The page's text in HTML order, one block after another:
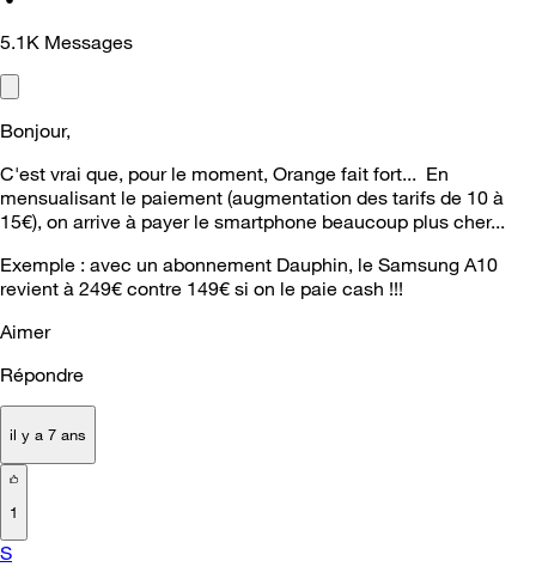
5.1K Messages
Bonjour,
C'est vrai que, pour le moment, Orange fait fort... En
mensualisant le paiement (augmentation des tarifs de 10 à
15€), on arrive à payer le smartphone beaucoup plus cher...
Exemple : avec un abonnement Dauphin, le Samsung A10
revient à 249€ contre 149€ si on le paie cash !!!
Aimer
Répondre
il y a 7 ans
1
S